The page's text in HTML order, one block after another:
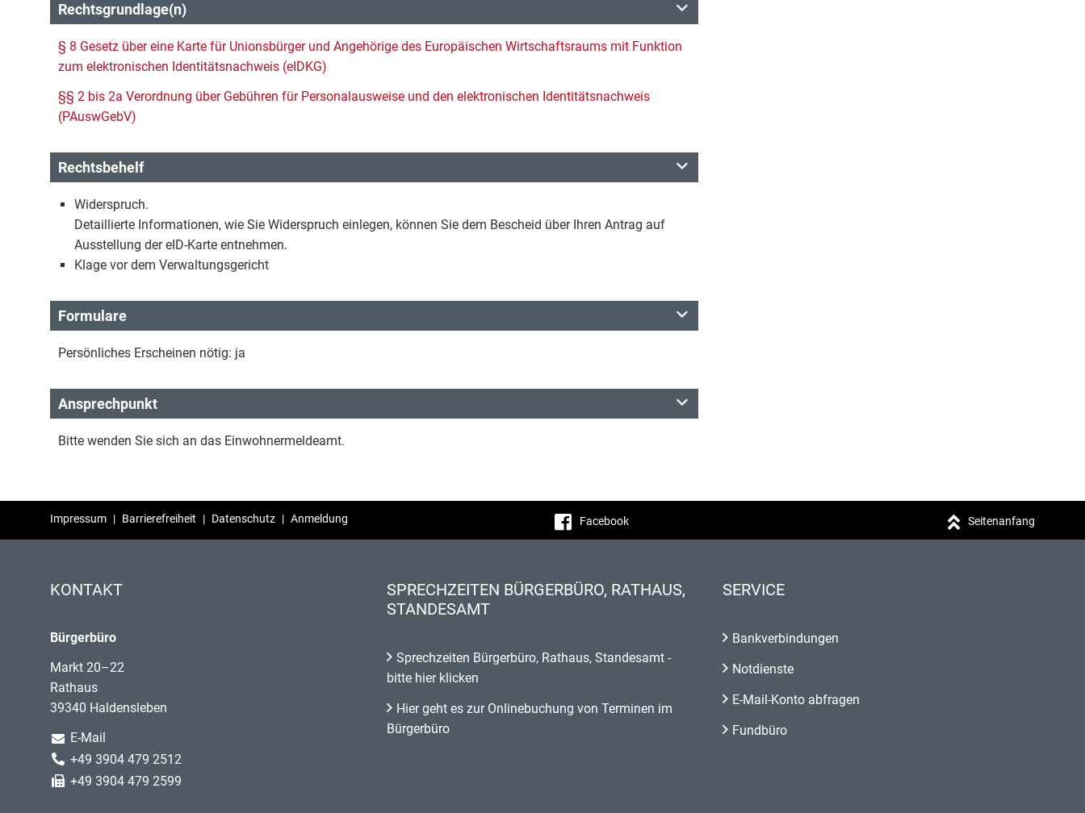
Rechtsgrundlage(n)
§ 8 Gesetz über eine Karte für Unionsbürger und Angehörige des Europäischen Wirtschaftsraums mit Funktion
zum elektronischen Identitätsnachweis (eIDKG)
§§ 2 bis 2a Verordnung über Gebühren für Personalausweise und den elektronischen Identitätsnachweis
(PAuswGebV)
Rechtsbehelf
Widerspruch.
Detaillierte Informationen, wie Sie Widerspruch einlegen, können Sie dem Bescheid über Ihren Antrag auf
Ausstellung der eID-Karte entnehmen.
Klage vor dem Verwaltungsgericht
Formulare
Persönliches Erscheinen nötig: ja
Ansprechpunkt
Bitte wenden Sie sich an das Einwohnermeldeamt.
Impressum | Barrierefreiheit | Datenschutz | Anmeldung Facebook Seitenanfang
KONTAKT
Bürgerbüro
Markt 20–22
Rathaus
39340 Haldensleben
E-Mail
+49 3904 479 2512
+49 3904 479 2599
SPRECHZEITEN BÜRGERBÜRO, RATHAUS,
STANDESAMT
Sprechzeiten Bürgerbüro, Rathaus, Standesamt -
bitte hier klicken
Hier geht es zur Onlinebuchung von Terminen im
Bürgerbüro
SERVICE
Bankverbindungen
Notdienste
E-Mail-Konto abfragen
Fundbüro